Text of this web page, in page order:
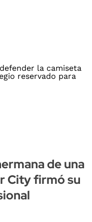
de una
City firmó su